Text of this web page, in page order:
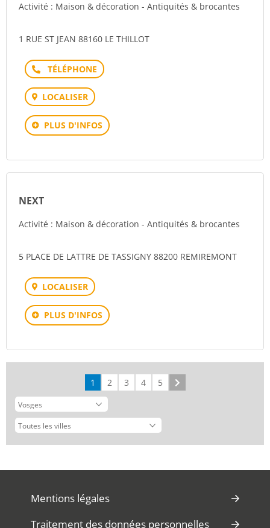
Activité : Maison & décoration - Antiquités & brocantes
1 RUE ST JEAN 88160 LE THILLOT
Téléphone
LOCALISER
PLUS D'INFOS
NEXT
Activité : Maison & décoration - Antiquités & brocantes
5 PLACE DE LATTRE DE TASSIGNY 88200 REMIREMONT
LOCALISER
PLUS D'INFOS
1 2 3 4 5
Mentions légales
Traitement des données personnelles